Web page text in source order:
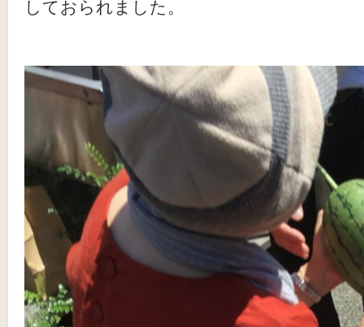
しておられました。